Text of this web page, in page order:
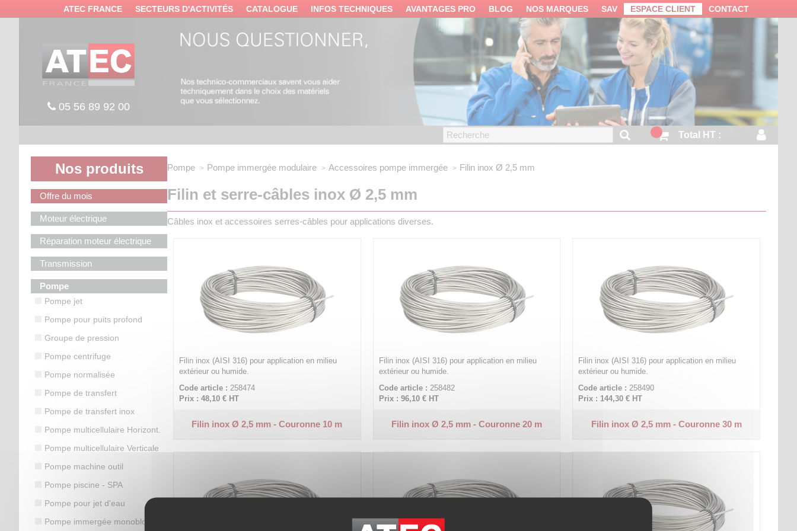
ATEC FRANCE SECTEURS D'ACTIVITÉS CATALOGUE INFOS TECHNIQUES AVANTAGES PRO BLOG NOS MARQUES SAV ESPACE CLIENT CONTACT
05 56 89 92 00
Total HT :
Nos produits
Offre du mois
Moteur électrique
Réparation moteur électrique
Transmission
Pompe
Pompe jet
Pompe pour puits profond
Groupe de pression
Pompe centrifuge
Pompe normalisée
Pompe de transfert
Pompe de transfert inox
Pompe multicellulaire Horizont.
Pompe multicellulaire Verticale
Pompe machine outil
Pompe piscine - SPA
Pompe pour jet d'eau
Pompe immergée monobloc
Pompe Pompe immergée modulaire Accessoires pompe immergée Filin inox Ø 2,5 mm
Filin et serre-câbles inox Ø 2,5 mm
Câbles inox et accessoires serres-câbles pour applications diverses.
Filin inox (AISI 316) pour application en milieu
extérieur ou humide.
Code article : 258474
Prix : 48,10 € HT
Filin inox Ø 2,5 mm - Couronne 10 m
Filin inox (AISI 316) pour application en milieu
extérieur ou humide.
Code article : 258482
Prix : 96,10 €HT
Filin inox Ø 2,5 mm - Couronne 20 m
Filin inox (AISI 316) pour application en milieu
extérieur ou humide.
Code article : 258490
Prix : 144,30 € HT
Filin inox Ø 2,5 mm - Couronne 30 m
Panneau de gestion des cookies